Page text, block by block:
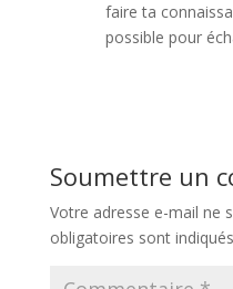
faire ta
possible pour
Soumettre un
Votre adresse e-mail ne
obligatoires sont